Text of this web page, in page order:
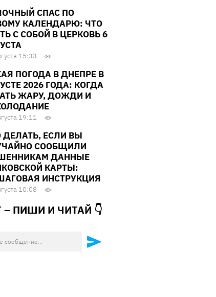
СПАС ПО
КАЛЕНДАРЮ: ЧТО
С СОБОЙ В ЦЕРКОВЬ 6
15:33
ПОГОДА В ДНЕПРЕ В
2026 ГОДА: КОГДА
ЖАРУ, ДОЖДИ И
19:11
ДЕЛАТЬ, ЕСЛИ ВЫ
СООБЩИЛИ
ДАННЫЕ
КАРТЫ:
ИНСТРУКЦИЯ
10:08
– ПИШИ И ЧИТАЙ 👇